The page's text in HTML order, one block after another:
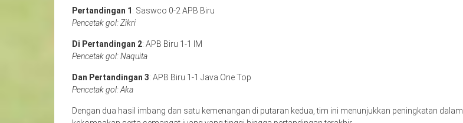
Pertandingan 1 : Saswco 0-2 APB Biru
Pencetak gol: Zikri
Di Pertandingan 2: APB Biru 1-1 IM
Pencetak gol: Naquita
Dan Pertandingan 3: APB Biru 1-1 Java One Top
Pencetak gol: Aka
Dengan dua hasil imbang dan satu kemenangan di putaran kedua, tim ini menunjukkan peningkatan dalam